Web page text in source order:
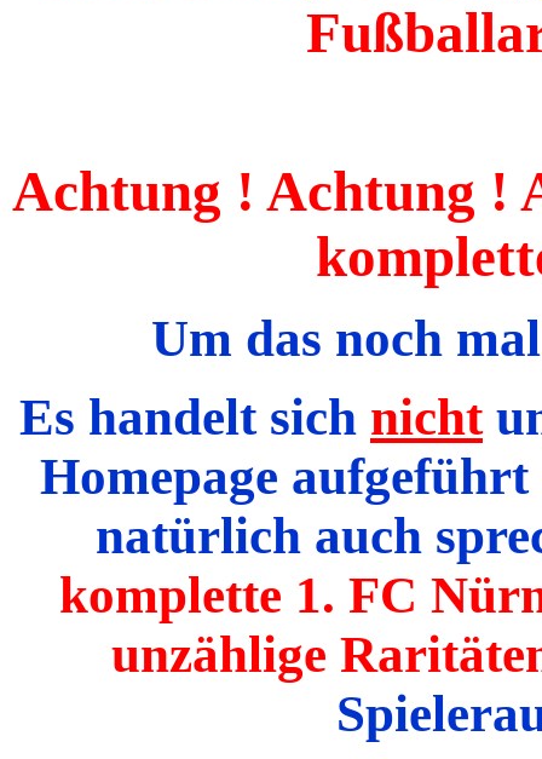
Achtung ! Achtung !
Um das noch
Es handelt sich nicht
Homepage
natürlich auch
komplette 1. FC
unzählige